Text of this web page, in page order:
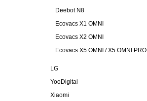
Deebot N8
Ecovacs X1 OMNI
Ecovacs X2 OMNI
Ecovacs X5 OMNI / X5 OMNI PRO
LG
YooDigital
Xiaomi